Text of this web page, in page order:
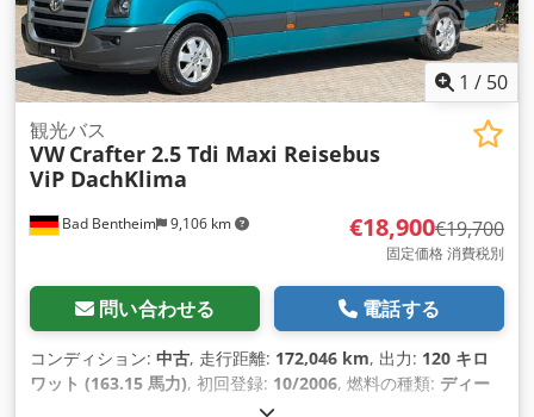
1 / 50
Bad Bentheim 9,106 km
観光バス
VW Crafter 2.5 Tdi Maxi Reisebus
ViP DachKlima
€18,900€19,700
固定価格 消費税別
問い合わせる 電話する
コンディション: 中古, 走行距離: 172,046 km, 出力: 120 キロ
ワット (163.15 馬力), 初回登録: 10/2006, 燃料の種類: ディー
機械式